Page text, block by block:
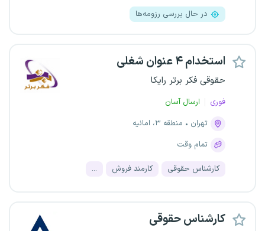
در حال بررسی رزومه‌ها
استخدام ۴ عنوان شغلی
حقوقی فکر برتر رایکا
فوری
ارسال آسان
تهران
منطقه ۳، امانیه
تمام وقت
کارشناس حقوقی کارمند فروش ...
کارشناس حقوقی